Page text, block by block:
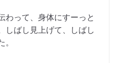
わって、身体にすーっと
しばし見上げて、しばし